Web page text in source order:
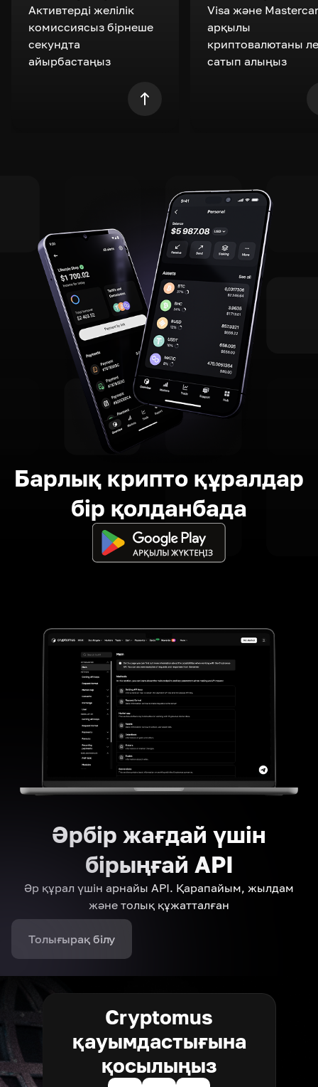
Активтерді желілік
комиссиясыз бірнеше
секундта
айырбастаңыз
Visa және
арқылы
криптовалютаны
сатып алыңыз
Барлық крипто құралдар
бір қолданбада
Әрбір жағдай үшін
бірыңғай API
Әр құрал үшін арнайы API. Қарапайым, жылдам
және толық құжатталған
Толығырақ білу
Cryptomus
қауымдастығына
қосылыңыз